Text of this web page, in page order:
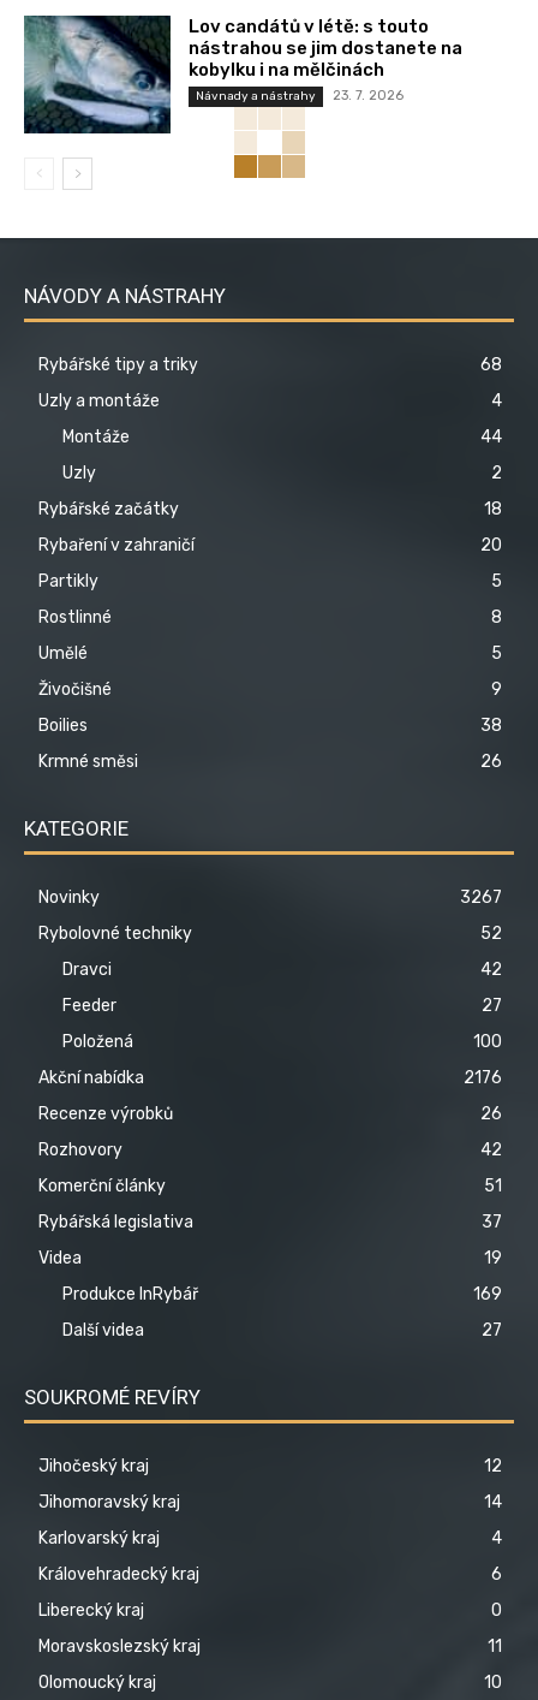
Lov candátů v létě: s touto
nástrahou se jim dostanete na
kobylku i na mělčinách
Návnady a nástrahy 23. 7. 2026
NÁVODY A NÁSTRAHY
Rybářské tipy a triky
68
Uzly a montáže
4
Montáže
44
Uzly
2
Rybářské začátky
18
Rybaření v zahraničí
20
Partikly
5
Rostlinné
8
Umělé
5
Živočišné
9
Boilies
38
Krmné směsi
26
KATEGORIE
Novinky
3267
Rybolovné techniky
52
Dravci
42
Feeder
27
Položená
100
Akční nabídka
2176
Recenze výrobků
26
Rozhovory
42
Komerční články
51
Rybářská legislativa
37
Videa
19
Produkce InRybář
169
Další videa
27
SOUKROMÉ REVÍRY
Jihočeský kraj
12
Jihomoravský kraj
14
Karlovarský kraj
4
Královehradecký kraj
6
Liberecký kraj
0
Moravskoslezský kraj
11
Olomoucký kraj
10